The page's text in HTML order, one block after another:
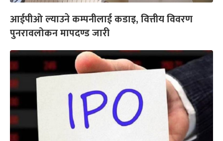
आईपीओ ल्याउने कम्पनीलाई कडाइ, वित्तीय विवरण
पुनरावलोकन मापदण्ड जारी